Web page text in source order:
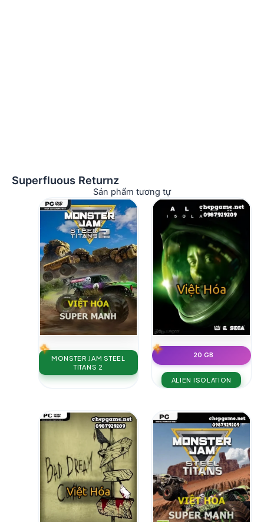
Superfluous Returnz
Sản phẩm tương tự
MONSTER JAM STEEL
TITANS 2
20 GB
ALIEN ISOLATION